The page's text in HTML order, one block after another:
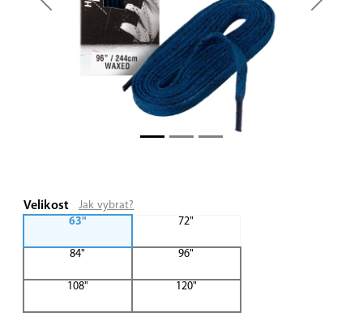
Previous Next
Velikost
Jak vybrat?
63"
72"
84" 96"
108" 120"